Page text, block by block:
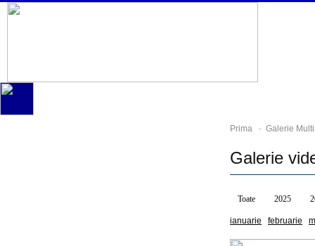
Prima - Galerie
Galerie
Toate 2025
ianuarie februarie